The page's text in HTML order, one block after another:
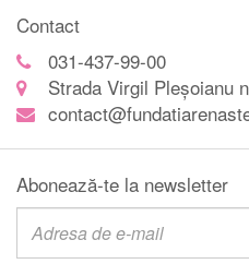
Contact
031-437-99-00
Strada Virgil Pleșoianu
Abonează-te la newsletter